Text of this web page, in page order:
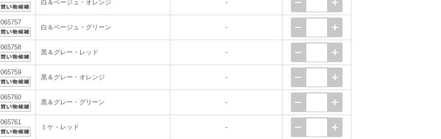
白＆ベージュ・オレンジ -
白＆ベージュ・グリーン -
黒＆グレー・レッド -
黒＆グレー・オレンジ -
黒＆グレー・グリーン -
ミケ・レッド -